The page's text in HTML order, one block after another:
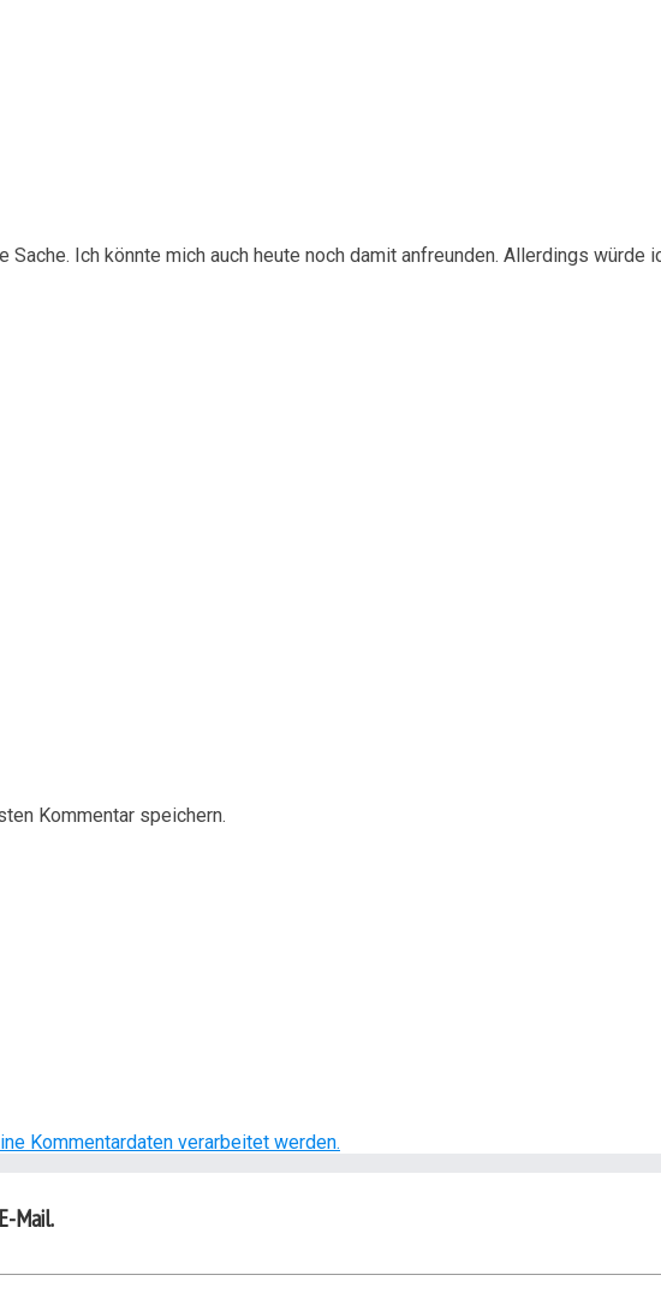
Ich könnte mich auch heute noch damit anfreunden. Allerdings würde
Kommentar speichern.
Kommentardaten verarbeitet werden.
Mail.